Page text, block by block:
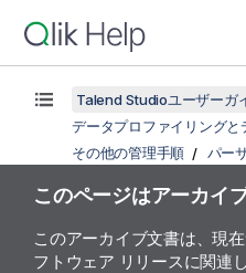
Talend Studioユーザーガ
データプロファイリングと
その他の管理手順
パー
このページはアーカイ
このアーカイブ文書は、現
フトウェア リリースに関連